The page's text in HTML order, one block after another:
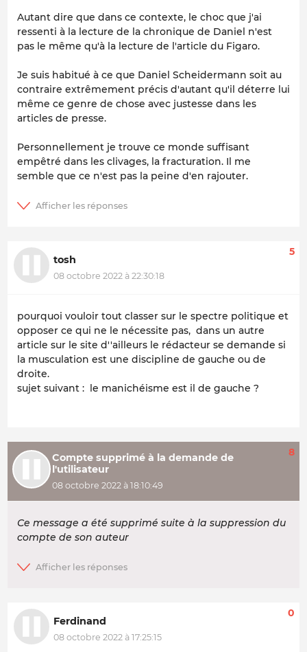
Autant dire que dans ce contexte, le choc que j'ai
ressenti à la lecture de la chronique de Daniel n'est
pas le même qu'à la lecture de l'article du Figaro.
Je suis habitué à ce que Daniel Scheidermann soit au
contraire extrêmement précis d'autant qu'il déterre lui
même ce genre de chose avec justesse dans les
articles de presse.
Personnellement je trouve ce monde suffisant
empêtré dans les clivages, la fracturation. Il me
semble que ce n'est pas la peine d'en rajouter.
tosh
08 octobre 2022 à 22:30:18
5
pourquoi vouloir tout classer sur le spectre politique et
opposer ce qui ne le nécessite pas, dans un autre
article sur le site d''ailleurs le rédacteur se demande si
la musculation est une discipline de gauche ou de
droite.
sujet suivant : le manichéisme est il de gauche ?
Compte supprimé à la demande de
l'utilisateur
08 octobre 2022 à 18:10:49
8
Ce message a été supprimé suite à la suppression du
compte de son auteur
Ferdinand
08 octobre 2022 à 17:25:15
0